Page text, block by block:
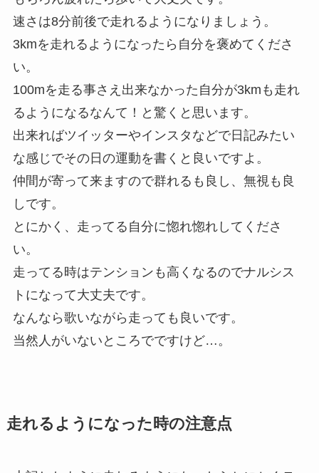
速さは8分前後で走れるようになりましょう。
3kmを走れるようになったら自分を褒めてくださ
い。
100mを走る事さえ出来なかった自分が3kmも走れ
るようになるなんて！と驚くと思います。
出来ればツイッターやインスタなどで日記みたい
な感じでその日の運動を書くと良いですよ。
仲間が寄って来ますので群れるも良し、無視も良
しです。
とにかく、走ってる自分に惚れ惚れしてくださ
い。
走ってる時はテンションも高くなるのでナルシス
トになって大丈夫です。
なんなら歌いながら走っても良いです。
当然人がいないところでですけど…。
走れるようになった時の注意点